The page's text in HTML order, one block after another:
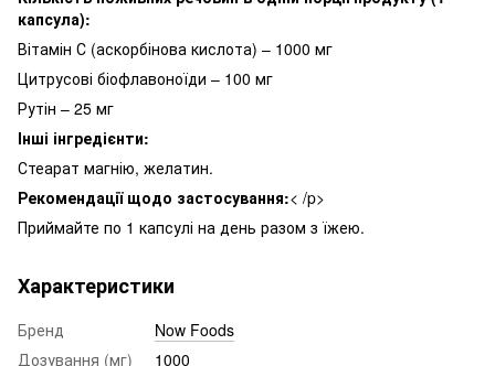
капсула):
Вітамін С (аскорбінова кислота) – 1000 мг
Цитрусові біофлавоноїди – 100 мг
Рутін – 25 мг
Інші інгредієнти:
Стеарат магнію, желатин.
Рекомендації щодо застосування:< /p>
Приймайте по 1 капсулі на день разом з їжею.
Характеристики
Бренд
Now Foods
Дозування (мг)
1000